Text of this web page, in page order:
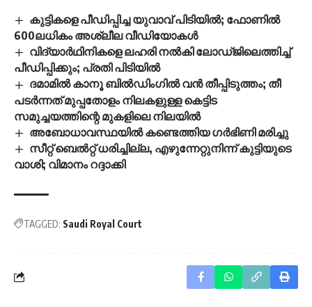
കുട്ടികളെ പീഡിപ്പിച്ച യുവാവ് പിടിയിൽ; ഫോണിൽ
600ലധികം അശ്ലീല വീഡിയോകൾ
വിദ്യാർഥിനികളെ ലഹരി നൽകി ലോഡ്ജിലെത്തിച്ച്
പീഡിപ്പിക്കും; പ്രതി പിടിയിൽ
ദമാമിൽ കാനൂ ബിൽഡിംഗിൽ വൻ തീപ്പിടുത്തം; തീ
പടർന്നത് മുപ്പതോളം നിലകളുള്ള കെട്ടിട
സമുച്ചയത്തിന്റെ മുകളിലെ നിലയിൽ
അബോധാവസ്ഥയിൽ കണ്ടെത്തിയ ഗർഭിണി മരിച്ചു
സീറ്റ് ബെൽറ്റ് ധരിച്ചില്ല, എഴുന്നേറ്റുനിന്ന് കുട്ടിയുടെ
വാശി; വിമാനം റദ്ദാക്കി
TAGGED: Saudi Royal Court